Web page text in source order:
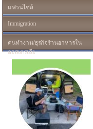
แฟรนไซส์
Immigration
คนทำงาน/ธุรกิจร้านอาหารใน
ออสเตรเลีย